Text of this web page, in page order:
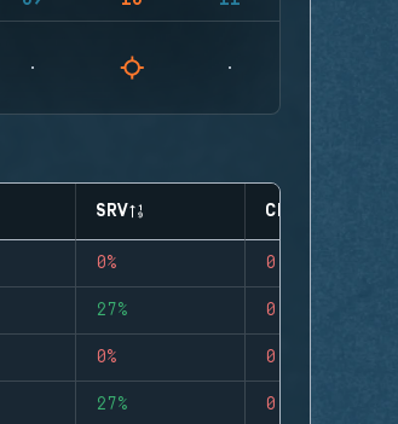
SRV CLUTCHES
0% 0
27% 0
0% 0
27% 0